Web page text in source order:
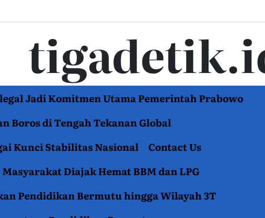
Jadi Komitmen Utama Pemerintah Prabowo
Boros di Tengah Tekanan Global
Kunci Stabilitas Nasional
Contact Us
Diajak Hemat BBM dan LPG
Pendidikan Bermutu hingga Wilayah 3T